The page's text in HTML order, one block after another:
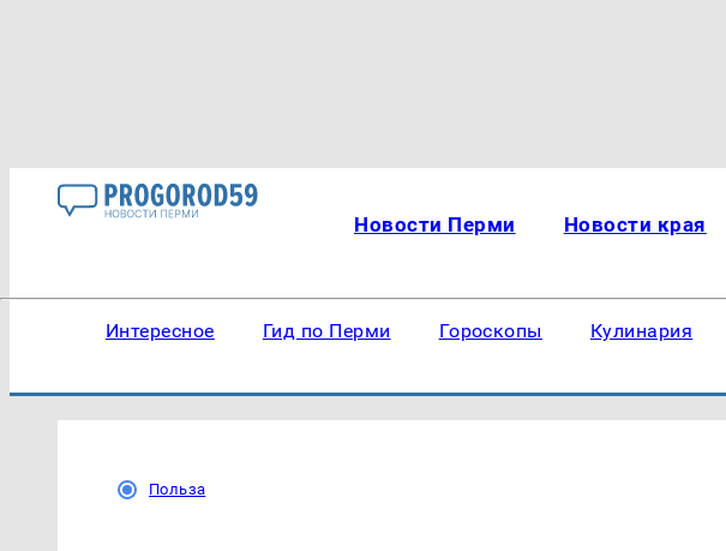
Новости Перми Новости края
Интересное Гид по Перми Гороскопы Кулинария
Польза